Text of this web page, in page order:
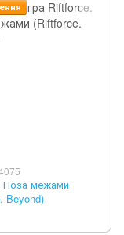
Поза межами
Beyond)